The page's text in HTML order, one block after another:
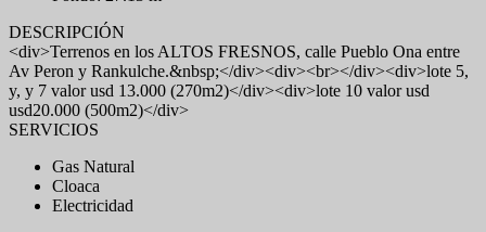
DESCRIPCIÓN
<div>Terrenos en los ALTOS FRESNOS, calle Pueblo Ona entre
Av Peron y Rankulche.&nbsp;</div><div><br></div><div>lote 5,
y, y 7 valor usd 13.000 (270m2)</div><div>lote 10 valor usd
usd20.000 (500m2)</div>
SERVICIOS
Gas Natural
Cloaca
Electricidad